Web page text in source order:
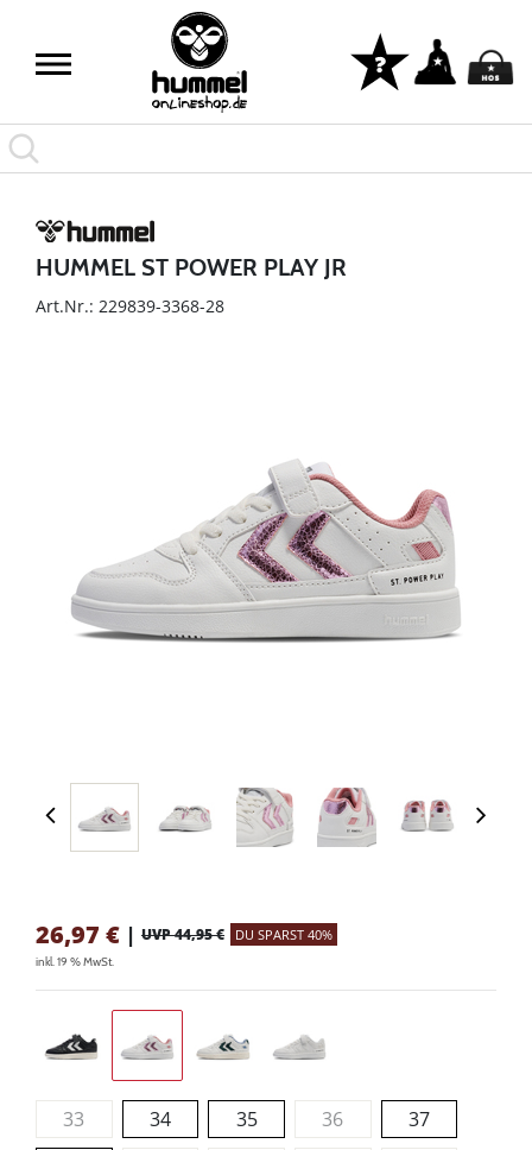
HUMMEL ST POWER PLAY JR
Art.Nr.: 229839-3368-28
26,97 € | UVP 44,95 € DU SPARST 40%
inkl. 19 % MwSt.
33 34 35 36
37